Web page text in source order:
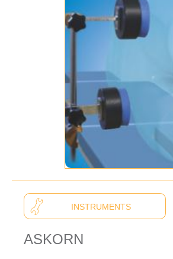
INSTRUMENTS
ASKORN